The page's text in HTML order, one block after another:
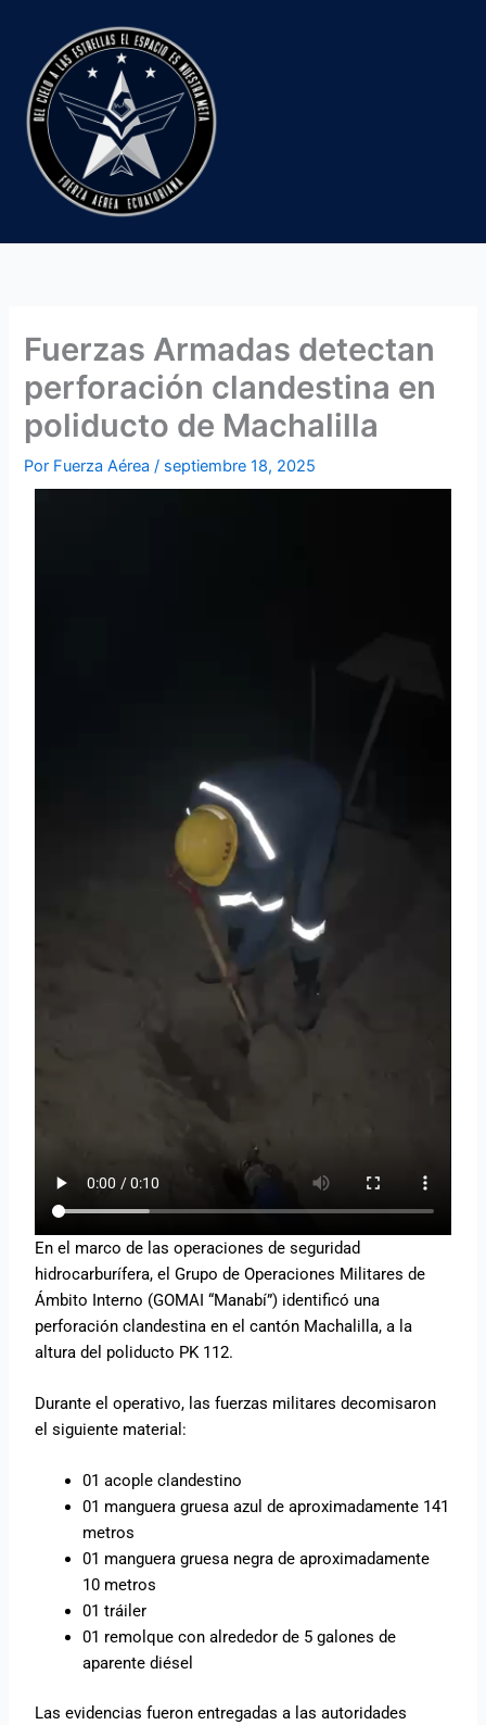
contenido
Fuerzas Armadas detectan
perforación clandestina en
poliducto de Machalilla
Por Fuerza Aérea/ septiembre 18, 2025
En el marco de las operaciones de seguridad
hidrocarburífera, el Grupo de Operaciones Militares de
Ámbito Interno (GOMAI “Manabí”) identificó una
perforación clandestina en el cantón Machalilla, a la
altura del poliducto PK 112.
Durante el operativo, las fuerzas militares decomisaron
el siguiente material:
01 acople clandestino
01 manguera gruesa azul de aproximadamente 141
metros
01 manguera gruesa negra de aproximadamente
10 metros
01 tráiler
01 remolque con alrededor de 5 galones de
aparente diésel
Las evidencias fueron entregadas a las autoridades